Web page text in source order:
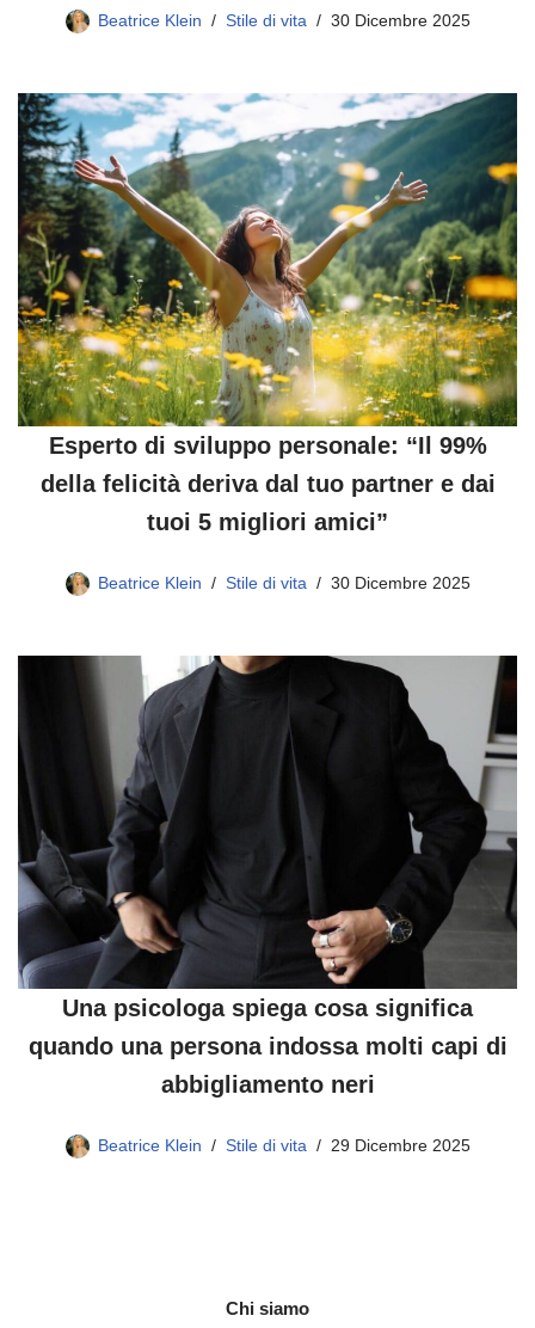
Beatrice Klein Stile di vita 30 Dicembre 2025
Esperto di sviluppo personale: “Il 99%
della felicità deriva dal tuo partner e dai
tuoi 5 migliori amici”
Beatrice Klein Stile di vita 30 Dicembre 2025
Una psicologa spiega cosa significa
quando una persona indossa molti capi di
abbigliamento neri
Beatrice Klein Stile di vita 29 Dicembre 2025
Chi siamo